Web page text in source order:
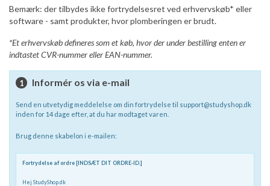
Bemærk: der tilbydes ikke fortrydelsesret ved erhvervskøb* eller
software - samt produkter, hvor plomberingen er brudt.
*Et erhvervskøb defineres som et køb, hvor der under bestilling enten er
indtastet CVR-nummer eller EAN-nummer.
1 Informér os via e-mail
Send en utvetydig meddelelse om din fortrydelse til support@studyshop.dk
inden for 14 dage efter, at du har modtaget varen.
Brug denne skabelon i e-mailen:
Fortrydelse af ordre [INDSÆT DIT ORDRE-ID.]
Hej StudyShop.dk